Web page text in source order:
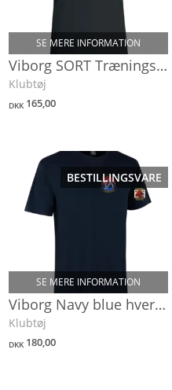
SE MERE INFORMATION
Viborg SORT Trænings T-shirt
Klubtøj
DKK165,00
BESTILLINGSVARE
SE MERE INFORMATION
Viborg Navy blue hverdags T-shirt
Klubtøj
DKK180,00